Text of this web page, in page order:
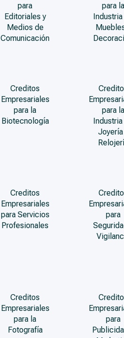
para
Editoriales y
Medios de
Comunicación
para la
Creditos
Empresariales
para la
Biotecnología
para la
Joyería
Creditos
Empresariales
para Servicios
Profesionales
para
Creditos
Empresariales
para la
Fotografía
para